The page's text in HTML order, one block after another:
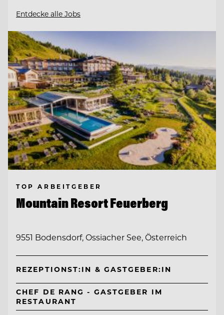
Entdecke alle Jobs
TOP ARBEITGEBER
Mountain Resort Feuerberg
9551 Bodensdorf, Ossiacher See, Österreich
REZEPTIONST:IN & GASTGEBER:IN
CHEF DE RANG - GASTGEBER IM
RESTAURANT